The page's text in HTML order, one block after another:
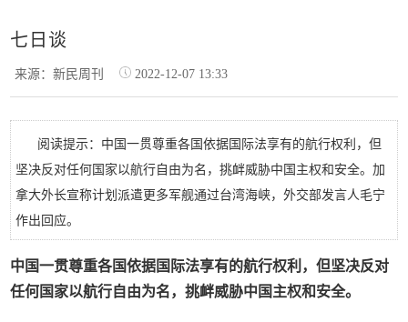
七日谈
来源：新民周刊 2022-12-07 13:33
阅读提示：中国一贯尊重各国依据国际法享有的航行权利，但
坚决反对任何国家以航行自由为名，挑衅威胁中国主权和安全。加
拿大外长宣称计划派遣更多军舰通过台湾海峡，外交部发言人毛宁
作出回应。
中国一贯尊重各国依据国际法享有的航行权利，但坚决反对
任何国家以航行自由为名，挑衅威胁中国主权和安全。